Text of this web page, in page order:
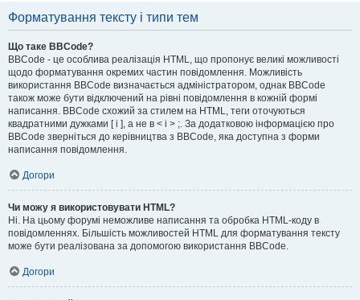
Форматування тексту і типи тем
Що таке BBCode?
BBCode - це особлива реалізація HTML, що пропонує великі можливості
щодо форматування окремих частин повідомлення. Можливість
використання BBCode визначається адміністратором, однак BBCode
також може бути відключений на рівні повідомлення в кожній формі
написання. BBCode схожий за стилем на HTML, теги оточуються
квадратними дужками [ і ], а не в < і > ;. За додатковою інформацією про
BBCode зверніться до керівництва з BBCode, яка доступна з форми
написання повідомлення.
Догори
Чи можу я використовувати HTML?
Ні. На цьому форумі неможливе написання та обробка HTML-коду в
повідомленнях. Більшість можливостей HTML для форматування тексту
може бути реалізована за допомогою використання BBCode.
Догори